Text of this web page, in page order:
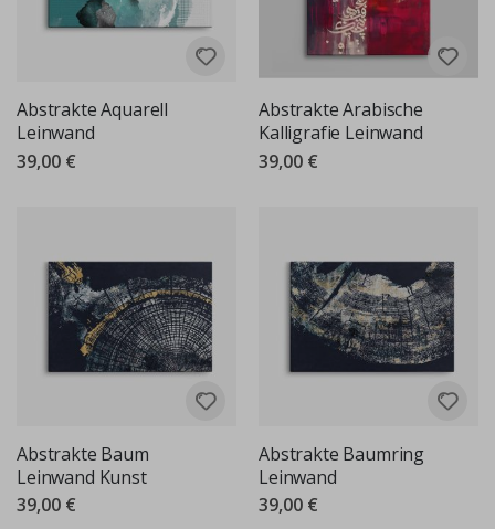
Abstrakte Aquarell
Leinwand
39,00 €
Abstrakte Arabische
Kalligrafie Leinwand
39,00 €
Abstrakte Baum
Leinwand Kunst
39,00 €
Abstrakte Baumring
Leinwand
39,00 €